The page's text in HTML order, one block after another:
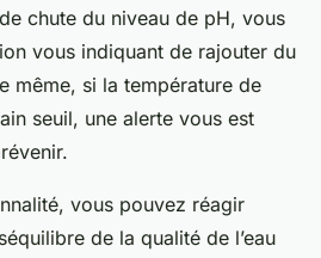
chute du niveau de pH, vous
vous indiquant de rajouter du
même, si la température de
seuil, une alerte vous est
vous pouvez réagir
de la qualité de l’eau